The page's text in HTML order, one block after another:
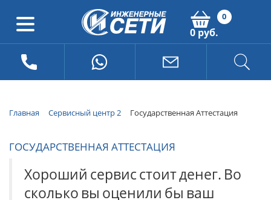
0
0 руб.
Главная Сервисный центр 2 Государственная Аттестация
ГОСУДАРСТВЕННАЯ АТТЕСТАЦИЯ
Хороший сервисстоитденег. Во
сколько вы оценили бы ваш